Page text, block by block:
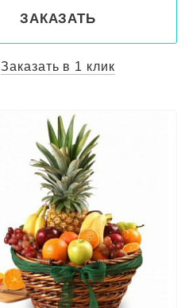
ЗАКАЗАТЬ
Заказать в 1 клик